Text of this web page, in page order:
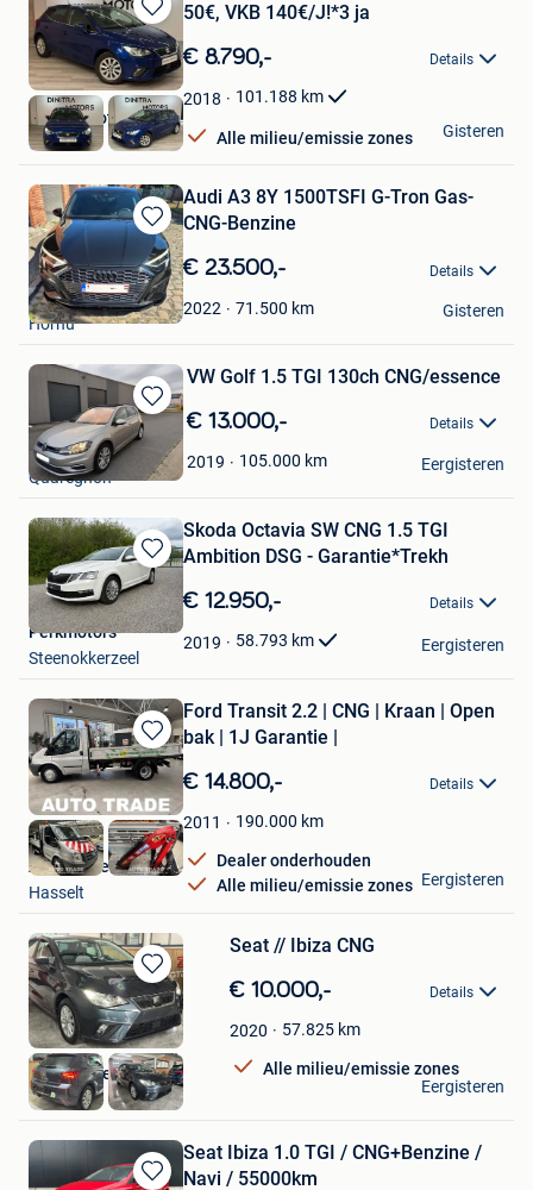
Bewaren
in
Mijn
Favorieten
50€, VKB 140€/J!*3 ja
€ 8.790,- Details
2018 101.188 km
Alle milieu/emissie zones
Dinitra Motors
Oostham
Gisteren
Bewaren
in
Mijn
Favorieten
Audi A3 8Y 1500TSFI G-Tron Gas-
CNG-Benzine
€ 23.500,- Details
2022 71.500 km
sharks
Hornu
Gisteren
Bewaren
in
Favorieten
VW Golf 1.5 TGI 130ch CNG/essence
€ 13.000,- Details
2019 105.000 km
Emie2020
Quaregnon
Eergisteren
Bewaren
in
Mijn
Favorieten
Skoda Octavia SW CNG 1.5 TGI
Ambition DSG - Garantie*Trekh
€ 12.950,- Details
2019 58.793 km
Perkmotors
Steenokkerzeel
Eergisteren
Bewaren
in
Mijn
Favorieten
Ford Transit 2.2 | CNG | Kraan | Open
bak | 1J Garantie |
€ 14.800,- Details
2011 190.000 km
Dealer onderhouden
Alle milieu/emissie zones
AutoTrade Hasselt
Hasselt
Eergisteren
Bewaren
in
Mijn
Favorieten
Seat // Ibiza CNG
€ 10.000,- Details
2020 57.825 km
Alle milieu/emissie zones
Autohandel Ez
Hoboken
Eergisteren
Seat Ibiza 1.0 TGI / CNG+Benzine /
Navi / 55000km